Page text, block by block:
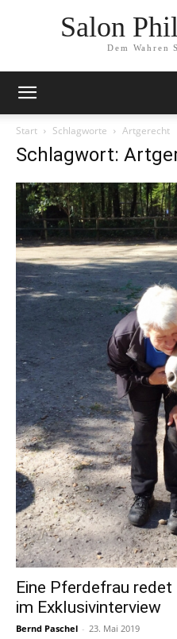
Salon
Dem Wahren
Start Schlagworte Artgerecht
Schlagwort:
Eine Pferdefrau
im Ex­klu­siv­in­ter­view
Bernd Paschel - 23. Mai 2019